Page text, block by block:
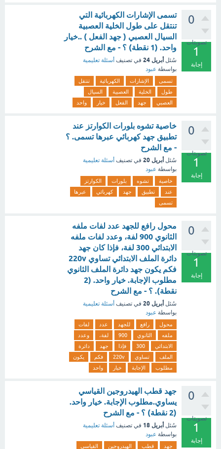
0
تصويتات
1
إجابة
تسمى الإشارات الكهربائية التي
تنتقل على طول الخلية العصبية
السيال العصبي ( جهد الفعل ) ..خيار
واحد. (1 نقطة) ؟ - مع الشرح
سُئل أبريل 24 في تصنيف أسئلة تعليمية
بواسطة عبود
تسمى الإشارات الكهربائية
تنتقل
طول
الخلية العصبية
السيال
العصبي
جهد الفعل خيار واحد
0
تصويتات
1
إجابة
خاصية تشوه بلورات الكوارتز عند
تطبيق جهد كهربائي عبرها تسمى. ؟
- مع الشرح
سُئل أبريل 20 في تصنيف أسئلة تعليمية
بواسطة عبود
خاصية تشوه بلورات
الكوارتز
عند
تطبيق جهد كهربائي
عبرها
تسمى
0
تصويتات
1
إجابة
محول رافع للجهد عدد لفات ملفه
الثانوي 900 لفة، وعدد لفات ملفه
الابتدائي 300 لفة، فإذا كان جهد
دائرة الملف الابتدائي تساوي 220v
فكم يكون جهد دائرة الملف الثانوي
مطلوب الإجابة. خيار واحد. (2
نقطة). ؟ - مع الشرح
سُئل أبريل 20 في تصنيف أسئلة تعليمية
بواسطة عبود
محول رافع للجهد عدد
لفات
ملفه
الثانوي 900 لفة،
وعدد
الابتدائي
300 فإذا جهد
دائرة
الملف
تساوي 220v فكم
يكون
مطلوب
الإجابة خيار واحد
0
تصويتات
1
إجابة
جهد قطب الهيدروجين القياسي
يساوي.مطلوب الإجابة. خيار واحد.
(2 نقطة) ؟ - مع الشرح
سُئل أبريل 18 في تصنيف أسئلة تعليمية
بواسطة عبود
جهد قطب الهيدروجين القياسي